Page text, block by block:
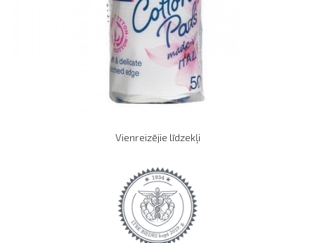
Vienreizējie līdzekļi